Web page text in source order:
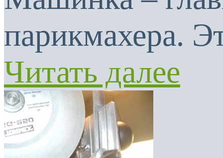
парикмахера.
Читать далее